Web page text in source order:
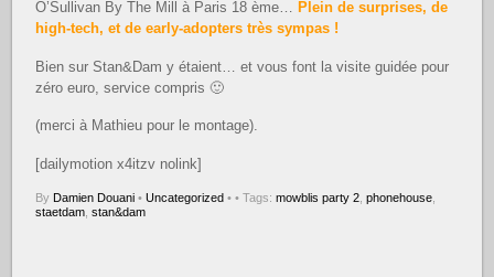
O’Sullivan By The Mill à Paris 18 ème… Plein de surprises, de
high-tech, et de early-adopters très sympas !
Bien sur Stan&Dam y étaient… et vous font la visite guidée pour
zéro euro, service compris 🙂
(merci à Mathieu pour le montage).
[dailymotion x4itzv nolink]
By Damien Douani • Uncategorized • • Tags:mowblis party 2,phonehouse,
staetdam,stan&dam